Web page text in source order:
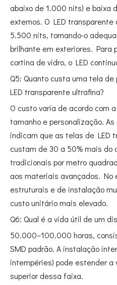
abaixo de 1.000 nits) e baixa
externos. O LED
5.500 nits, tornando-o
brilhante em exteriores. Para
cortina de vidro, o LED
Q5: Quanto custa uma tela
LED transparente ultrafina?
O custo varia de acordo com
tamanho e personalização.
indicam que as telas de LED
custam de 30 a 50% mais do
tradicionais por metro
aos materiais avançados. No
estruturais e de instalação
custo unitário mais elevado.
Q6: Qual é a vida útil de um
50.000–100.000 horas,
SMD padrão. A instalação
intempéries) pode estender
superior dessa faixa.